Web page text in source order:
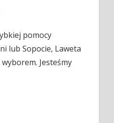
pomocy
lub Sopocie, Laweta
Jesteśmy